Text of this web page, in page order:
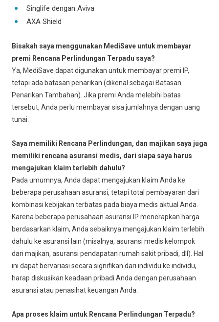
Singlife dengan Aviva
AXA Shield
Bisakah saya menggunakan MediSave untuk membayar
premi Rencana Perlindungan Terpadu saya?
Ya, MediSave dapat digunakan untuk membayar premi IP,
tetapi ada batasan penarikan (dikenal sebagai Batasan
Penarikan Tambahan). Jika premi Anda melebihi batas
tersebut, Anda perlu membayar sisa jumlahnya dengan uang
tunai.
Saya memiliki Rencana Perlindungan, dan majikan saya juga
memiliki rencana asuransi medis, dari siapa saya harus
mengajukan klaim terlebih dahulu?
Pada umumnya, Anda dapat mengajukan klaim Anda ke
beberapa perusahaan asuransi, tetapi total pembayaran dari
kombinasi kebijakan terbatas pada biaya medis aktual Anda.
Karena beberapa perusahaan asuransi IP menerapkan harga
berdasarkan klaim, Anda sebaiknya mengajukan klaim terlebih
dahulu ke asuransi lain (misalnya, asuransi medis kelompok
dari majikan, asuransi pendapatan rumah sakit pribadi, dll). Hal
ini dapat bervariasi secara signifikan dari individu ke individu,
harap diskusikan keadaan pribadi Anda dengan perusahaan
asuransi atau penasihat keuangan Anda.
Apa proses klaim untuk Rencana Perlindungan Terpadu?